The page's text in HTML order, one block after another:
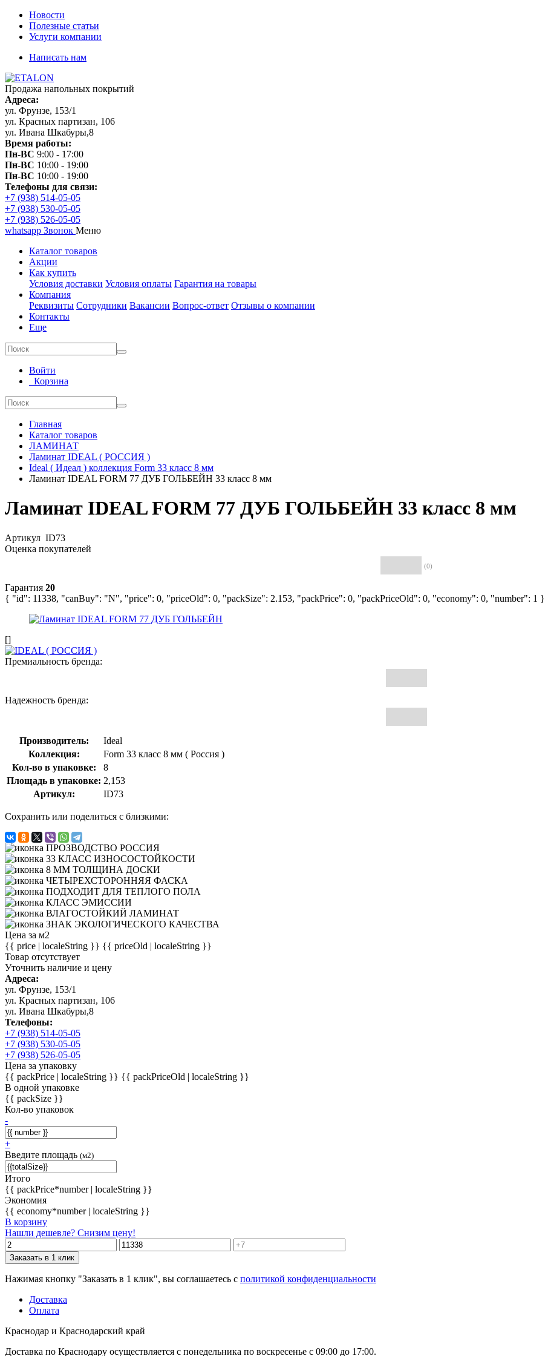
Новости
Полезные статьи
Услуги компании
Написать нам
Продажа напольных покрытий
Адреса:
ул. Фрунзе, 153/1
ул. Красных партизан, 106
ул. Ивана Шкабуры,8
Время работы:
Пн-ВС 9:00 - 17:00
Пн-ВС 10:00 - 19:00
Пн-ВС 10:00 - 19:00
Телефоны для связи:
+7 (938) 514-05-05
+7 (938) 530-05-05
+7 (938) 526-05-05
whatsapp Звонок Меню
Каталог товаров
Акции
Как купить
Условия доставки Условия оплаты Гарантия на товары
Компания
Реквизиты Сотрудники Вакансии Вопрос-ответ Отзывы о компании
Контакты
Еще
Войти
Корзина
Главная
Каталог товаров
ЛАМИНАТ
Ламинат IDEAL ( РОССИЯ )
Ideal ( Идеал ) коллекция Form 33 класс 8 мм
Ламинат IDEAL FORM 77 ДУБ ГОЛЬБЕЙН 33 класс 8 мм
Ламинат IDEAL FORM 77 ДУБ ГОЛЬБЕЙН 33 класс 8 мм
Артикул ID73
Оценка покупателей
(0)
Гарантия 20
{ "id": 11338, "canBuy": "N", "price": 0, "priceOld": 0, "packSize": 2.153, "packPrice": 0, "packPriceOld": 0, "economy": 0, "number": 1 }
[]
Премиальность бренда:
Надежность бренда:
Производитель:
Ideal
Коллекция:
Form 33 класс 8 мм ( Россия )
Кол-во в упаковке:
8
Площадь в упаковке: 2,153
Артикул:
ID73
Сохранить или поделиться с близкими:
Цена за м2
{{ price | localeString }} {{ priceOld | localeString }}
Товар отсутствует
Уточнить наличие и цену
Адреса:
ул. Фрунзе, 153/1
ул. Красных партизан, 106
ул. Ивана Шкабуры,8
Телефоны:
+7 (938) 514-05-05
+7 (938) 530-05-05
+7 (938) 526-05-05
Цена за упаковку
{{ packPrice | localeString }} {{ packPriceOld | localeString }}
В одной упаковке
{{ packSize }}
Кол-во упаковок
-
+
Введите площадь (м2)
Итого
{{ packPrice*number | localeString }}
Экономия
{{ economy*number | localeString }}
В корзину
Нашли дешевле? Снизим цену!
Заказать в 1 клик
Нажимая кнопку "Заказать в 1 клик", вы соглашаетесь с политикой конфиденциальности
Доставка
Оплата
Краснодар и Краснодарский край
Доставка по Краснодару осуществляется с понедельника по воскресенье с 09:00 до 17:00.